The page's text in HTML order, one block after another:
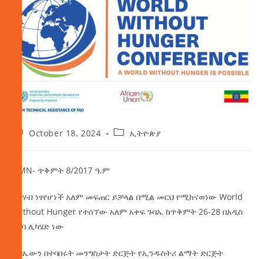
October 18, 2024 ኢትዮጵያ
AMN- ጥቅምት 8/2017 ዓ.ም
ከረሃብ ነፃየሆነች አለም መፍጠር ይቻላል በሚል መርህ የሚከናወነው World
Without Hunger የተሰኘው አለም አቀፍ ጉባኤ ከጥቅምት 26-28 በአዲስ
አበባ ሊካሄድ ነው
ጉባኤውን በተባበሩት መንግስታት ድርጅት የኢንዱስትሪ ልማት ድርጅት